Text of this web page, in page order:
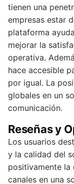
tienen una
empresas estar
plataforma
mejorar la
operativa.
hace accesible
por igual. La
globales en un
comunicación.
Reseñas y
Los usuarios
y la calidad del
positivamente
canales en una